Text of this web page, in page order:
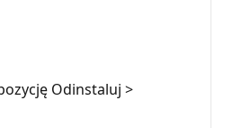
Odinstaluj >